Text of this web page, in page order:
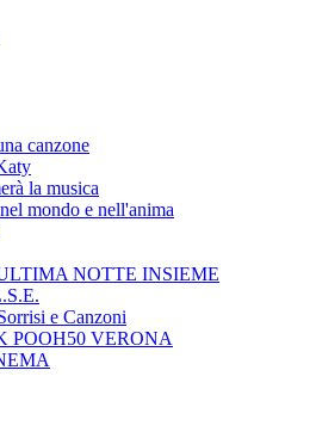
canzone
la musica
mondo e nell'anima
NOTTE INSIEME
e Canzoni
POOH50 VERONA